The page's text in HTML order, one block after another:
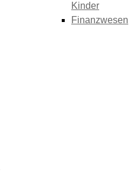
Kinder
Finanzwesen